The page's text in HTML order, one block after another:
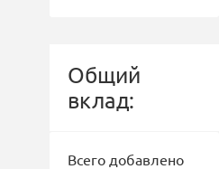
Общий
вклад:
Всего добавлено